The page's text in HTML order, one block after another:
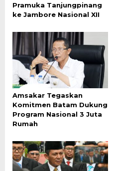
Pramuka Tanjungpinang
ke Jambore Nasional XII
Amsakar Tegaskan
Komitmen Batam Dukung
Program Nasional 3 Juta
Rumah